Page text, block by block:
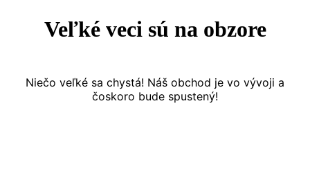
Veľké veci sú na obzore
Niečo veľké sa chystá! Náš obchod je vo vývoji a
čoskoro bude spustený!